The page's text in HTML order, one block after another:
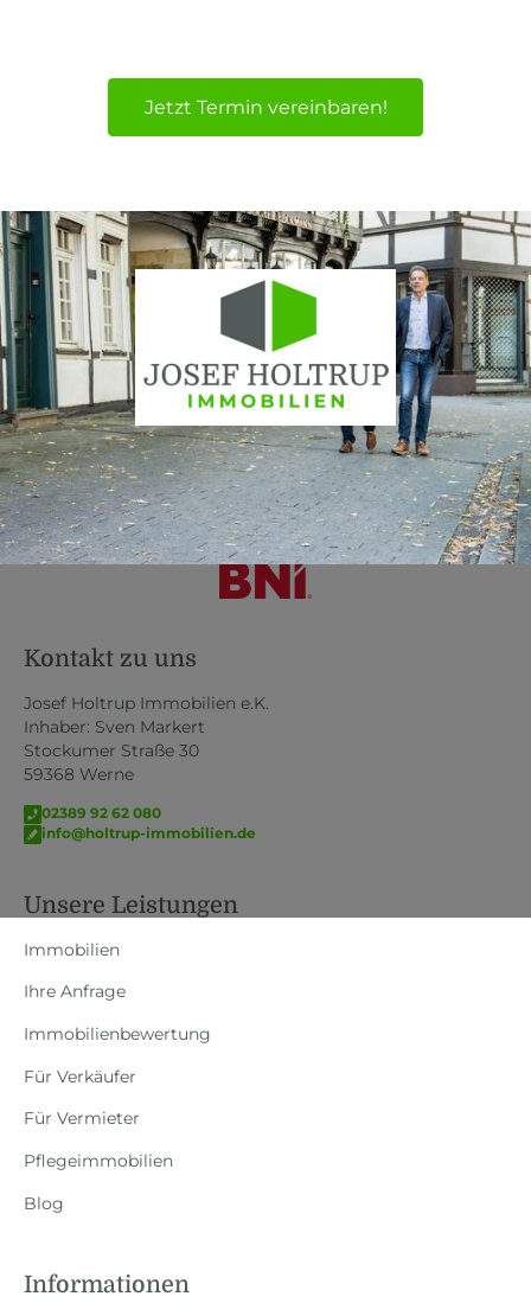
Jetzt Termin vereinbaren!
Kontakt zu uns
Josef Holtrup Immobilien e.K.
Inhaber: Sven Markert
Stockumer Straße 30
59368 Werne
02389 92 62 080
info@holtrup-immobilien.de
Unsere Leistungen
Immobilien
Ihre Anfrage
Immobilienbewertung
Für Verkäufer
Für Vermieter
Pflegeimmobilien
Blog
Informationen